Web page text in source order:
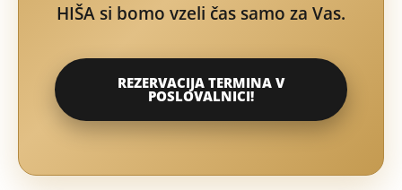
HIŠA si bomo vzeli čas samo za Vas.
REZERVACIJA TERMINA V
POSLOVALNICI!